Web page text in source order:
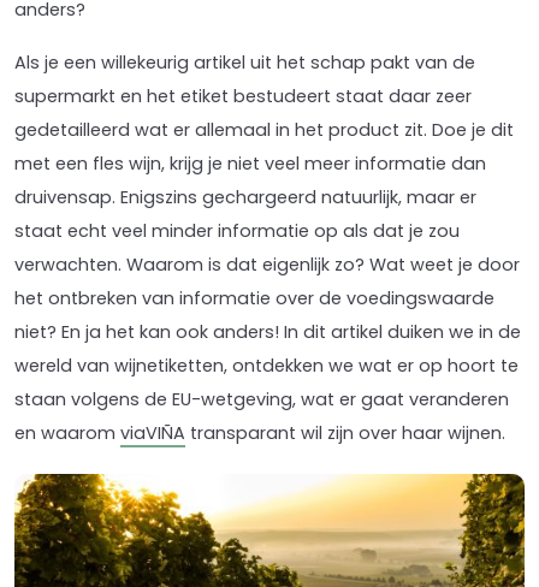
anders?
Als je een willekeurig artikel uit het schap pakt van de
supermarkt en het etiket bestudeert staat daar zeer
gedetailleerd wat er allemaal in het product zit. Doe je dit
met een fles wijn, krijg je niet veel meer informatie dan
druivensap. Enigszins gechargeerd natuurlijk, maar er
staat echt veel minder informatie op als dat je zou
verwachten. Waarom is dat eigenlijk zo? Wat weet je door
het ontbreken van informatie over de voedingswaarde
niet? En ja het kan ook anders! In dit artikel duiken we in de
wereld van wijnetiketten, ontdekken we wat er op hoort te
staan volgens de EU-wetgeving, wat er gaat veranderen
en waarom viaVIÑA transparant wil zijn over haar wijnen.